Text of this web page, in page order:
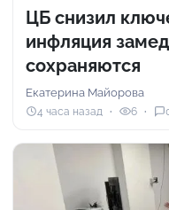
ЦБ снизил
инфляция
сохраняются
Екатерина Майорова
4 часа назад 6